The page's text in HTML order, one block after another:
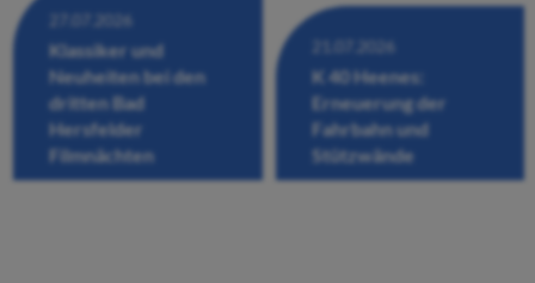
27.07.2026
Klassiker und
Neuheiten bei den
dritten Bad
Hersfelder
Filmnächten
21.07.2026
K 40 Heenes:
Erneuerung der
Fahrbahn und
Stützwände